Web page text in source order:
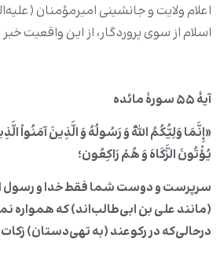
اعلام ولایت و جانشینی امیرمؤمنان
اسلام از سوی پروردگار، از این واقعیت
آیۀ ۵۵ سورۀ مائده
«إِنَّمَا وَلِیُّکُمُ اللّهُ وَ رَسُولُهُ وَ الَّذِینَ آمَنُواْ
یُؤْتُونَ الزَّکَاهَ وَ هُمْ رَاکِعُون؛
سرپرست و دوست شما فقط خدا و رسول
(مانند علی بن ابی‌طالب‌‌اند) که همواره
درحالی‌که در رکوعند (به تهیدستان)